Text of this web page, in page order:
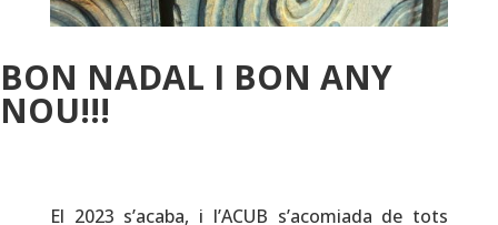
BON NADAL I BON ANY
NOU!!!
El 2023 s’acaba, i l’ACUB s’acomiada de tots